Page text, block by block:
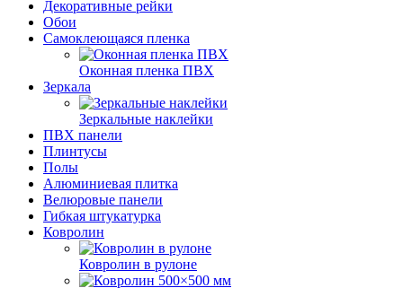
Декоративные рейки
Обои
Самоклеющаяся пленка
Оконная пленка ПВХ
Зеркала
Зеркальные наклейки
ПВХ панели
Плинтусы
Полы
Алюминиевая плитка
Велюровые панели
Гибкая штукатурка
Ковролин
Ковролин в рулоне